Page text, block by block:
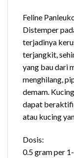
Feline
Distemper
terjadinya
terjangkit,
yang bau dari
menghilang,
demam.
dapat
atau kucing
Dosis:
0.5 gram per